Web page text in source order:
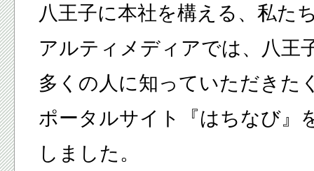
八王子に本社を構える、私た
アルティメディアでは、八王
多くの人に知っていただきた
ポータルサイト『はちなび』
しました。